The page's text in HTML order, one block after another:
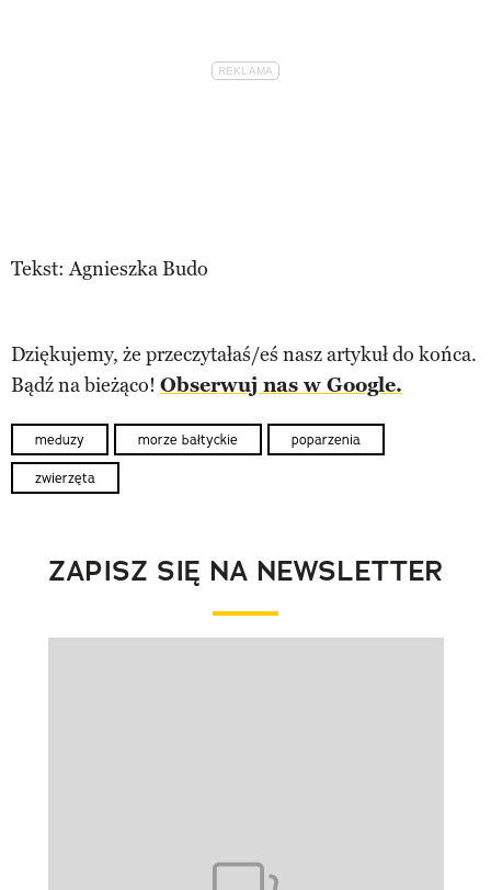
Tekst: Agnieszka Budo
Dziękujemy, że przeczytałaś/eś nasz artykuł do końca.
Bądź na bieżąco! Obserwuj nas w Google.
meduzy morze bałtyckie poparzenia
zwierzęta
ZAPISZ SIĘ NA NEWSLETTER